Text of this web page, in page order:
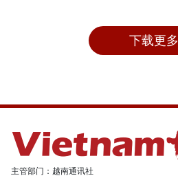
下载更多
主管部门：越南通讯社